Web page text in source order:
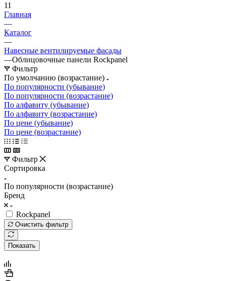
11
Главная
—
Каталог
—
Навесные вентилируемые фасады
—Облицовочные панели Rockpanel
Фильтр
По умолчанию (возрастание)
По популярности (убывание)
По популярности (возрастание)
По алфавиту (убывание)
По алфавиту (возрастание)
По цене (убывание)
По цене (возрастание)
Фильтр
Сортировка
По популярности (возрастание)
Бренд
Rockpanel
Очистить фильтр
Показать